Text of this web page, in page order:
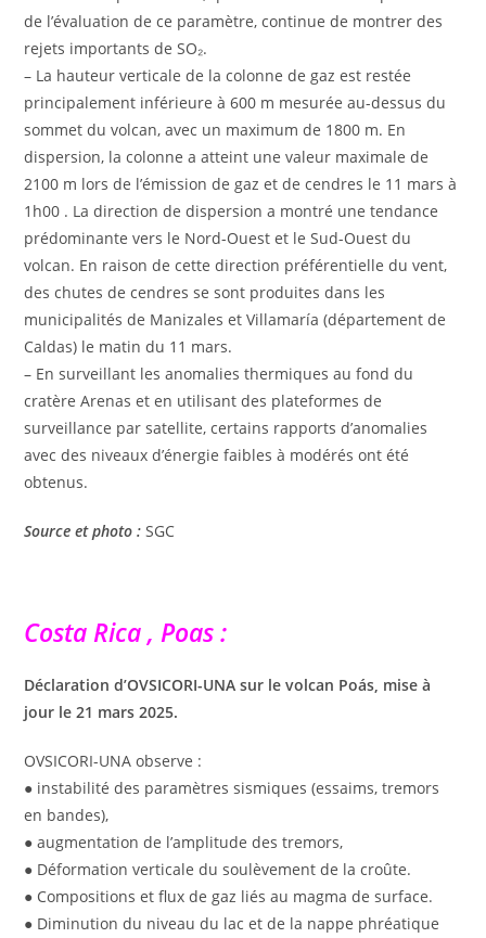
de l’évaluation de ce paramètre, continue de montrer des
rejets importants de SO₂.
– La hauteur verticale de la colonne de gaz est restée
principalement inférieure à 600 m mesurée au-dessus du
sommet du volcan, avec un maximum de 1800 m. En
dispersion, la colonne a atteint une valeur maximale de
2100 m lors de l’émission de gaz et de cendres le 11 mars à
1h00 . La direction de dispersion a montré une tendance
prédominante vers le Nord-Ouest et le Sud-Ouest du
volcan. En raison de cette direction préférentielle du vent,
des chutes de cendres se sont produites dans les
municipalités de Manizales et Villamaría (département de
Caldas) le matin du 11 mars.
– En surveillant les anomalies thermiques au fond du
cratère Arenas et en utilisant des plateformes de
surveillance par satellite, certains rapports d’anomalies
avec des niveaux d’énergie faibles à modérés ont été
obtenus.
Source et photo : SGC
Costa Rica , Poas :
Déclaration d’OVSICORI-UNA sur le volcan Poás, mise à
jour le 21 mars 2025.
OVSICORI-UNA observe :
● instabilité des paramètres sismiques (essaims, tremors
en bandes),
● augmentation de l’amplitude des tremors,
● Déformation verticale du soulèvement de la croûte.
● Compositions et flux de gaz liés au magma de surface.
● Diminution du niveau du lac et de la nappe phréatique